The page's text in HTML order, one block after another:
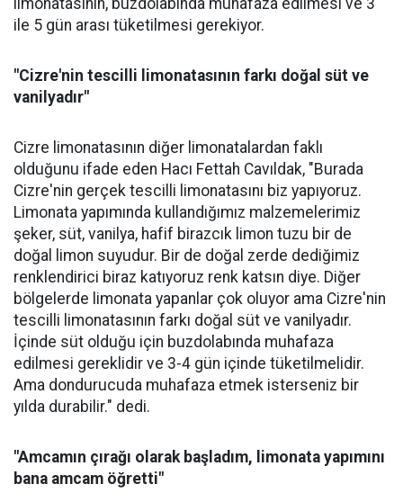
limonatasının, buzdolabında muhafaza edilmesi ve 3
ile 5 gün arası tüketilmesi gerekiyor.
"Cizre'nin tescilli limonatasının farkı doğal süt ve
vanilyadır"
Cizre limonatasının diğer limonatalardan faklı
olduğunu ifade eden Hacı Fettah Cavıldak, "Burada
Cizre'nin gerçek tescilli limonatasını biz yapıyoruz.
Limonata yapımında kullandığımız malzemelerimiz
şeker, süt, vanilya, hafif birazcık limon tuzu bir de
doğal limon suyudur. Bir de doğal zerde dediğimiz
renklendirici biraz katıyoruz renk katsın diye. Diğer
bölgelerde limonata yapanlar çok oluyor ama Cizre'nin
tescilli limonatasının farkı doğal süt ve vanilyadır.
İçinde süt olduğu için buzdolabında muhafaza
edilmesi gereklidir ve 3-4 gün içinde tüketilmelidir.
Ama dondurucuda muhafaza etmek isterseniz bir
yılda durabilir." dedi.
"Amcamın çırağı olarak başladım, limonata yapımını
bana amcam öğretti"